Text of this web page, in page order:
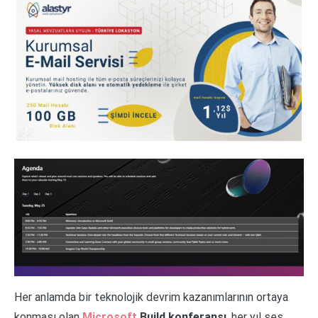
Her anlamda bir teknolojik devrim kazanımlarının ortaya